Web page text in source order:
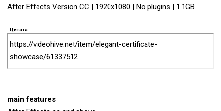
After Effects Version CC | 1920x1080 | No plugins | 1.1GB
Цитата
https://videohive.net/item/elegant-certificate-
showcase/61337512
main features